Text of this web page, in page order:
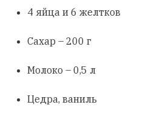
4 яйца и 6 желтков
Сахар – 200 г
Молоко – 0,5 л
Цедра, ваниль